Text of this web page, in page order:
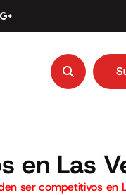
en Las
ser competitivos en